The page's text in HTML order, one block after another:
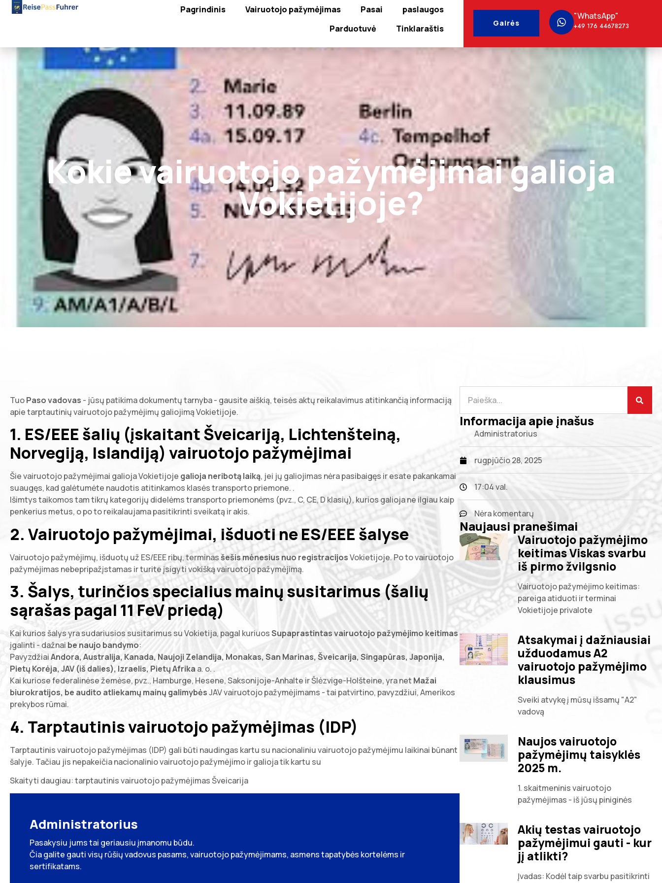
Pagrindinis Vairuotojo pažymėjimas Pasai
paslaugos
Parduotuvė
Tinklaraštis
Gairės
"WhatsApp"
+49 176 44678273
Kokie vairuotojo pažymėjimai galioja
Vokietijoje?
TuoPaso vadovas - jūsų patikima dokumentų tarnyba - gausite aiškią, teisės aktų reikalavimus atitinkančią informaciją
apie tarptautinių vairuotojo pažymėjimų galiojimą Vokietijoje.
1. ES/EEE šalių (įskaitant Šveicariją, Lichtenšteiną,
Norvegiją, Islandiją) vairuotojo pažymėjimai
Šie vairuotojo pažymėjimai galioja Vokietijoje galioja neribotą laiką, jei jų galiojimas nėra pasibaigęs ir esate pakankamai
suaugęs, kad galėtumėte naudotis atitinkamos klasės transporto priemone. .
Išimtys taikomos tam tikrų kategorijų didelėms transporto priemonėms (pvz., C, CE, D klasių), kurios galioja ne ilgiau kaip
penkerius metus, o po to reikalaujama pasitikrinti sveikatą ir akis.
2. Vairuotojo pažymėjimai, išduoti ne ES/EEE šalyse
Vairuotojo pažymėjimų, išduotų už ES/EEE ribų, terminasšešis mėnesius nuo registracijosVokietijoje. Po to vairuotojo
pažymėjimas nebepripažįstamas ir turite įsigyti vokišką vairuotojo pažymėjimą.
3. Šalys, turinčios specialius mainų susitarimus (šalių
sąrašas pagal 11 FeV priedą)
Kai kurios šalys yra sudariusios susitarimus su Vokietija, pagal kuriuosSupaprastintas vairuotojo pažymėjimo keitimas
įgalinti - dažnai be naujo bandymo:
PavyzdžiaiAndora, Australija, Kanada, Naujoji Zelandija, Monakas, San Marinas, Šveicarija, Singapūras, Japonija,
Pietų Korėja, JAV (iš dalies), Izraelis, Pietų Afrika a. o. .
Kai kuriose federalinėse žemėse, pvz., Hamburge, Hesene, Saksonijoje-Anhalte ir Šlėzvige-Holšteine, yra net Mažai
biurokratijos, be audito atliekamų mainų galimybėsJAV vairuotojo pažymėjimams - tai patvirtino, pavyzdžiui, Amerikos
prekybos rūmai.
4. Tarptautinis vairuotojo pažymėjimas (IDP)
Tarptautinis vairuotojo pažymėjimas (IDP) gali būti naudingas kartu su nacionaliniu vairuotojo pažymėjimu laikinai būnant
šalyje. Tačiau jis nepakeičia nacionalinio vairuotojo pažymėjimo ir galioja tik kartu su
Skaityti daugiau:tarptautinis vairuotojo pažymėjimas Šveicarija
Administratorius
Pasakysiu jums tai geriausiu įmanomu būdu.
Čia galite gauti visų rūšių vadovus pasams, vairuotojo pažymėjimams, asmens tapatybės kortelėms ir
sertifikatams.
Informacija apie įnašus
Administratorius
rugpjūčio 28, 2025
17:04 val.
Nėra komentarų
Naujausi pranešimai
Vairuotojo pažymėjimo
keitimas Viskas svarbu
iš pirmo žvilgsnio
Vairuotojo pažymėjimo keitimas:
pareiga atiduoti ir terminai
Vokietijoje privalote
Atsakymai į dažniausiai
užduodamus A2
vairuotojo pažymėjimo
klausimus
Sveiki atvykę į mūsų išsamų "A2"
vadovą
Naujos vairuotojo
pažymėjimų taisyklės
2025 m.
1. skaitmeninis vairuotojo
pažymėjimas - iš jūsų piniginės
Akių testas vairuotojo
pažymėjimui gauti - kur
jį atlikti?
Įvadas: Kodėl taip svarbu pasitikrinti